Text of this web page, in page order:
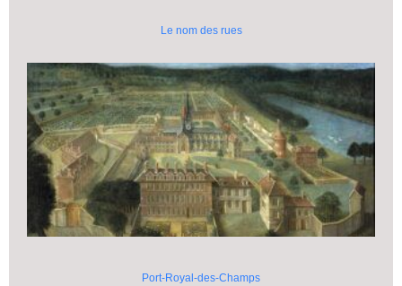
Le nom des rues
Port-Royal-des-Champs